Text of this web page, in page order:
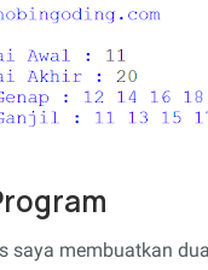
saya membuatkan